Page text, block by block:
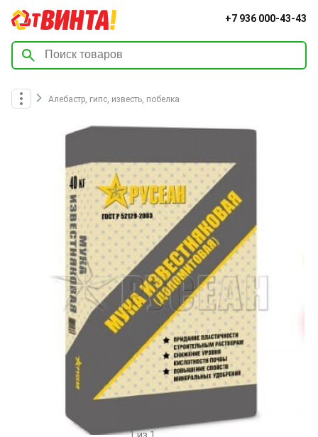
+7 936 000-43-43
Алебастр, гипс, известь, побелка
1 из 1